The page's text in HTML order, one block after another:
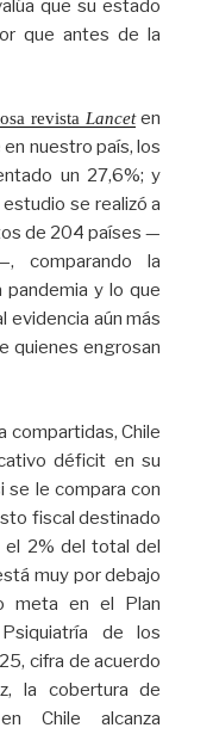
que su estado
que antes de la
revista Lanceten
nuestro país, los
un 27,6%; y
se realizó a
de 204 países —
comparando la
y lo que
evidencia aún más
quienes engrosan
compartidas, Chile
déficit en su
se le compara con
fiscal destinado
el 2% del total del
muy por debajo
meta en el Plan
de los
cifra de acuerdo
la cobertura de
Chile alcanza